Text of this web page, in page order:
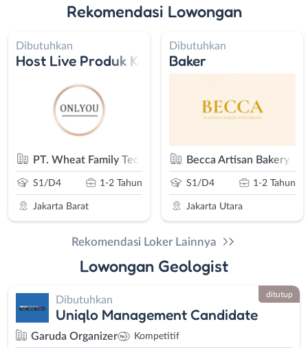
Rekomendasi Lowongan
Dibutuhkan
Host Live Produk Kosmetik - Host Live
PT. Wheat Family Technology
S1/D4 1-2 Tahun
Jakarta Barat
Dibutuhkan
Baker
Becca Artisan Bakery
S1/D4 1-2 Tahun
Jakarta Utara
Rekomendasi Loker Lainnya
Lowongan Geologist
Dibutuhkan
Uniqlo Management Candidate
Garuda Organizer Kompetitif
ditutup